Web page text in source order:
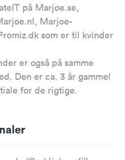
på Marjoe.se,
Marjoe-
som er til kvinder
er også på samme
Den er ca. 3 år gammel
for de rigtige.